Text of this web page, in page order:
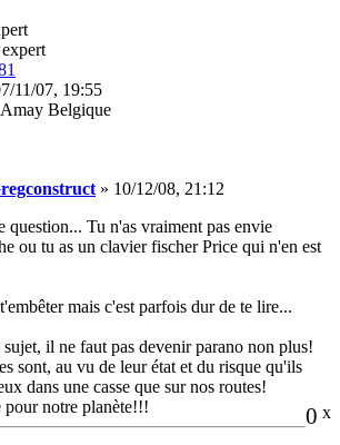
11/07, 19:55
Amay Belgique
» 10/12/08, 21:12
question... Tu n'as vraiment pas envie
ou tu as un clavier fischer Price qui n'en est
mais c'est parfois dur de te lire...
il ne faut pas devenir parano non plus!
sont, au vu de leur état et du risque qu'ils
dans une casse que sur nos routes!
0 x
pour notre planète!!!